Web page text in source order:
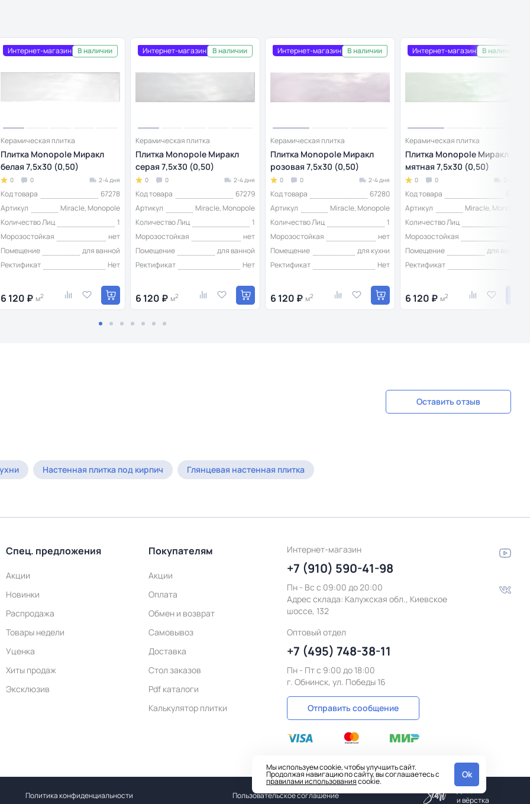
Интернет-магазин В наличии
Керамическая плитка
Плитка Monopole Миракл
белая 7,5х30 (0,50)
0 0 2-4 дня
Код товара
67278
Артикул
Miracle, Monopole
Количество Лиц
1
Морозостойкая
нет
Помещение
для ванной
Ректификат
Нет
6 120 ₽ м2
Интернет-магазин В наличии
Керамическая плитка
Плитка Monopole Миракл
серая 7,5х30 (0,50)
0 0 2-4 дня
Код товара
67279
Артикул
Miracle, Monopole
Количество Лиц
1
Морозостойкая
нет
Помещение
для ванной
Ректификат
Нет
6 120 ₽ м2
Интернет-магазин В наличии
Керамическая плитка
Плитка Monopole Миракл
розовая 7,5х30 (0,50)
0 0 2-4 дня
Код товара
67280
Артикул
Miracle, Monopole
Количество Лиц
1
Морозостойкая
нет
Помещение
для кухни
Ректификат
Нет
6 120 ₽ м2
Интернет-магазин В наличии
Керамическая плитка
Плитка Monopole Миракл
мятная 7,5х30 (0,50)
0 0
Код товара
Артикул
Miracle, Monopole
Количество Лиц
Морозостойкая
Помещение
для ванной
Ректификат
6 120 ₽ м2
Оставить отзыв
Настенная плитка под кирпич Глянцевая настенная плитка
Спец. предложения
Акции
Новинки
Распродажа
Товары недели
Уценка
Хиты продаж
Эксклюзив
Покупателям
Акции
Оплата
Обмен и возврат
Самовывоз
Доставка
Стол заказов
Pdf каталоги
Калькулятор плитки
Интернет-магазин
+7 (910) 590-41-98
Пн - Вс с 09:00 до 20:00
Адрес склада: Калужская обл., Киевское
шоссе, 132
Оптовый отдел
+7 (495) 748-38-11
Пн - Пт c 9:00 до 18:00
г. Обнинск, ул. Победы 16
Отправить сообщение
Политика конфиденциальности Пользовательское соглашение
и вёрстка
Мы используем cookie, чтобы улучшить сайт.
Продолжая навигацию по сайту, вы соглашаетесь с
правилами использованияcookie.
Ok